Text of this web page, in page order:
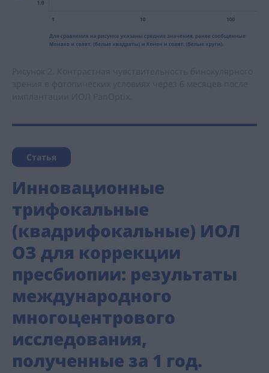
Статья
Инновационные
трифокальные
(квадрифокальные) ИОЛ
ОЗ для коррекции
пресбиопии: результаты
международного
многоцентрового
исследования,
полученные за 1 год.